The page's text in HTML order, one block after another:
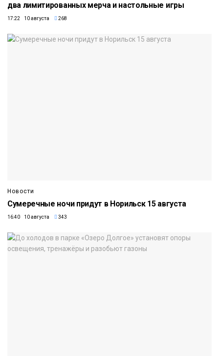
два лимитированных мерча и настольные игры
17:22 10 августа 268
Новости
Сумеречные ночи придут в Норильск 15 августа
16:40 10 августа 343